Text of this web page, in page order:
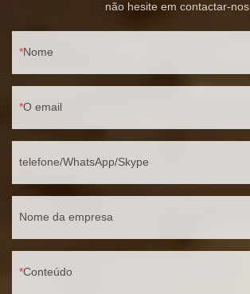
não hesite em contactar-nos.
Nome
O email
telefone/WhatsApp/Skype
Nome da empresa
Conteúdo